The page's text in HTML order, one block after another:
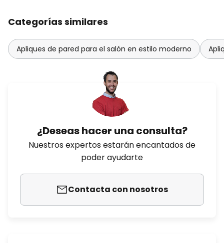
Categorías similares
Apliques de pared para el salón en estilo moderno
¿Deseas hacer una consulta?
Nuestros expertos estarán encantados de
poder ayudarte
Contacta con nosotros